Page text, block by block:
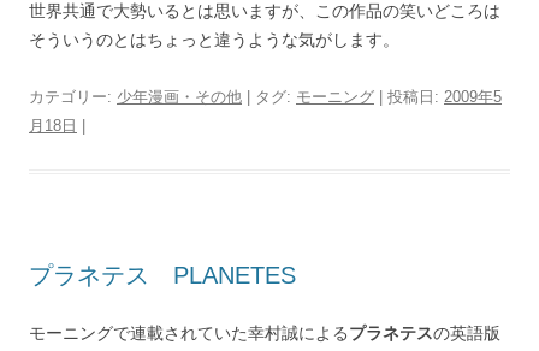
世界共通で大勢いるとは思いますが、この作品の笑いどころは
そういうのとはちょっと違うような気がします。
カテゴリー: 少年漫画・その他 | タグ: モーニング | 投稿日: 2009年5
月18日
プラネテス PLANETES
モーニングで連載されていた幸村誠によるプラネテスの英語版